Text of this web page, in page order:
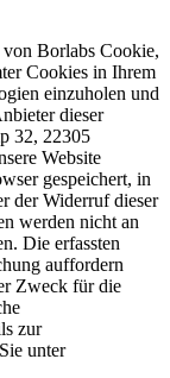
Borlabs Cookie,
Cookies in Ihrem
einzuholen und
dieser
32, 22305
Website
gespeichert, in
der Widerruf dieser
werden nicht an
Die erfassten
auffordern
Zweck für die
zur
unter